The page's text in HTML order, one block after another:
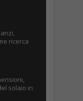
ricerca
solaio in